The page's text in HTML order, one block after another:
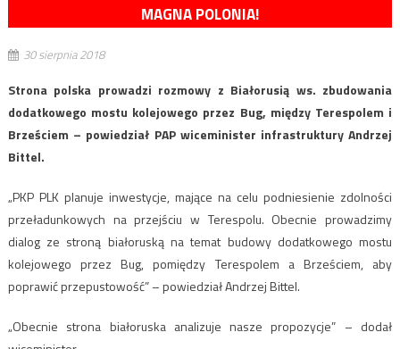
MAGNA POLONIA!
30 sierpnia 2018
Strona polska prowadzi rozmowy z Białorusią ws. zbudowania
dodatkowego mostu kolejowego przez Bug, między Terespolem i
Brześciem – powiedział PAP wiceminister infrastruktury Andrzej
Bittel.
„PKP PLK planuje inwestycje, mające na celu podniesienie zdolności
przeładunkowych na przejściu w Terespolu. Obecnie prowadzimy
dialog ze stroną białoruską na temat budowy dodatkowego mostu
kolejowego przez Bug, pomiędzy Terespolem a Brześciem, aby
poprawić przepustowość” – powiedział Andrzej Bittel.
„Obecnie strona białoruska analizuje nasze propozycje” – dodał